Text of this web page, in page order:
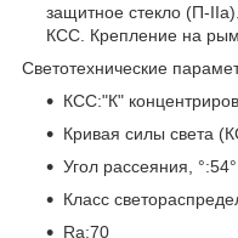
защитное стекло (П-
КСС. Крепление на
Светотехнические
КСС:"К"
Кривая силы света
Угол рассеяния, °:54°
Класс
Ra:70